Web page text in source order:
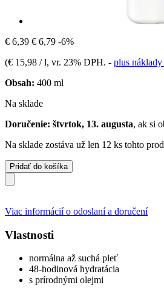
€ 6,39 € 6,79 -6%
(€ 15,98 / l, vr. 23% DPH. - plus
Obsah: 400 ml
Na sklade
Doručenie: štvrtok, 13. augusta, ak si
Na sklade zostáva už len 12 ks tohto
Pridať do košíka
Viac informácií o odoslaní a doručení
Vlastnosti
normálna až suchá pleť
48-hodinová hydratácia
s prírodnými olejmi